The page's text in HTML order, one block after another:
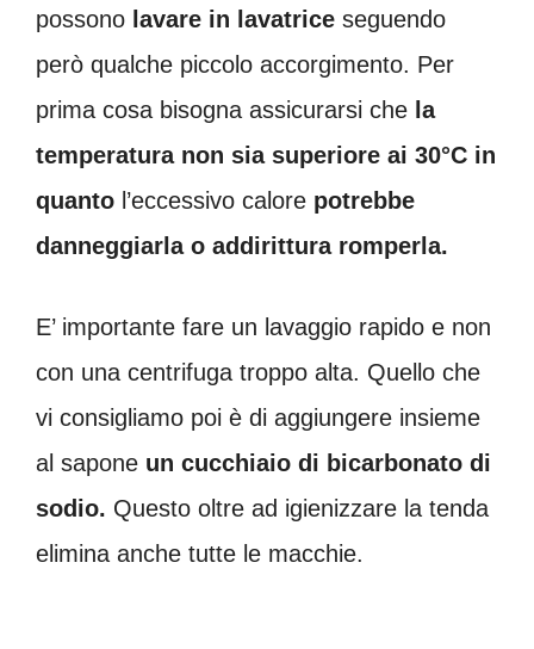
possono lavare in lavatrice seguendo
però qualche piccolo accorgimento. Per
prima cosa bisogna assicurarsi che la
temperatura non sia superiore ai 30°C in
quanto l’eccessivo calore potrebbe
danneggiarla o addirittura romperla.
E’ importante fare un lavaggio rapido e non
con una centrifuga troppo alta. Quello che
vi consigliamo poi è di aggiungere insieme
al sapone un cucchiaio di bicarbonato di
sodio. Questo oltre ad igienizzare la tenda
elimina anche tutte le macchie.